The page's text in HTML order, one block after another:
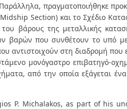
πραγματοποιήθηκε
Section) και το Σχέδιο
βάρους της μεταλλικής
βαρών που συνθέτουν το υπό
αντιστοιχούν στη διαδρομή που
μονόγαστρο επιβατηγό-
από την οποία εξάγεται
P. Michalakos, as part of his